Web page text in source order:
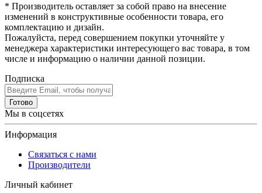
* Производитель оставляет за собой право на внесение
изменений в конструктивные особенности товара, его
комплектацию и дизайн.
Пожалуйста, перед совершением покупки уточняйте у
менеджера характеристики интересующего вас товара, в том
числе и информацию о наличии данной позиции.
Подписка
Готово
Мы в соцсетях
Информация
Связаться с нами
Производители
Личный кабинет